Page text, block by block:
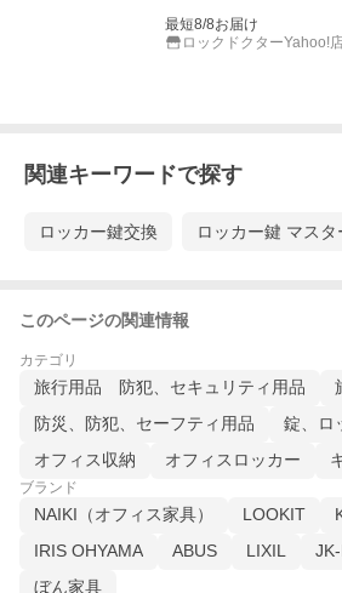
最短8/8お届け
ロックドクターYahoo!
関連キーワードで探す
ロッカー鍵交換 ロッカー鍵 マスタ
このページの関連情報
カテゴリ
旅行用品 防犯、セキュリティ用品
防災、防犯、セーフティ用品
錠、ロ
オフィス収納
オフィスロッカー
ブランド
NAIKI（オフィス家具） LOOKIT
IRIS OHYAMA
ABUS LIXIL
ぼん家具